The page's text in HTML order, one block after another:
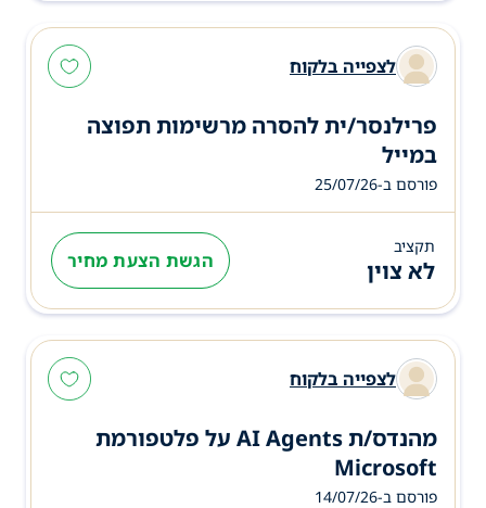
לצפייה בלקוח
פרילנסר/ית להסרה מרשימות תפוצה
במייל
פורסם ב-25/07/26
תקציב
לא צוין הגשת הצעת מחיר
לצפייה בלקוח
מהנדס/ת AI Agents על פלטפורמת
Microsoft
פורסם ב-14/07/26